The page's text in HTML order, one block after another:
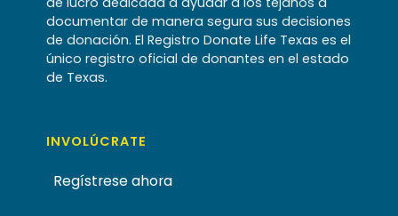
documentar de manera segura sus decisiones
de donación. El Registro Donate Life Texas es el
único registro oficial de donantes en el estado
de Texas.
INVOLÚCRATE
Regístrese ahora